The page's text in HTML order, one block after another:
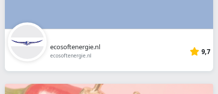
ecosoftenergie.nl
ecosoftenergie.nl 9,7